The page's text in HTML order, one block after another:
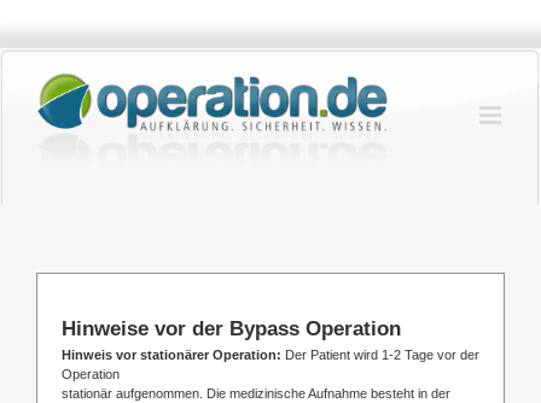
springen
Hinweise vor der Bypass Operation
Hinweis vor stationärer Operation: Der Patient wird 1-2 Tage vor der
Operation
stationär aufgenommen. Die medizinische Aufnahme besteht in der